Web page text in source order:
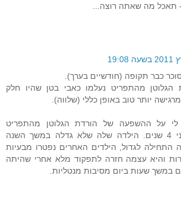
- תאכל מה שאתה רוצה...
כבר תקופה (חודשיים בערך).
הגלוטן מהתפריט נעלמו כאבי בטן שהיו חלק
יותר טוב באופן כללי (שלווה).
על ההשפעה של הורדת הגלוטן מהתפריט
המשפחתי לפני 4 שנים. הילדה שלה שלא גדלה במשך השנה
התחילה לגדול, הילדים האחרים נפטרו מבעיות
והיא עצמה חזרה לתפקוד מלא אחרי שהיתה
במשך שעות ביום מסיבות מנטליות.